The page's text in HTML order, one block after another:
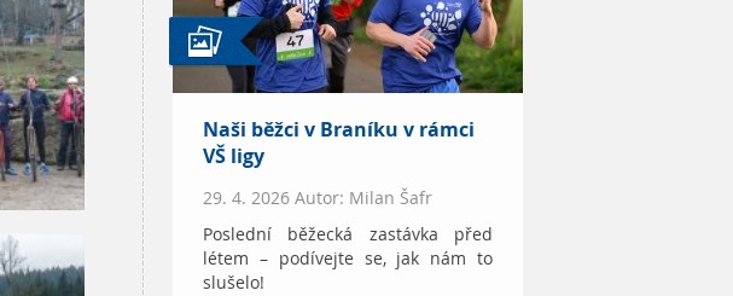
Naši běžci v Braníku v rámci
VŠ ligy
29. 4. 2026 Autor: Milan Šafr
Poslední běžecká zastávka před
létem – podívejte se, jak nám to
slušelo!